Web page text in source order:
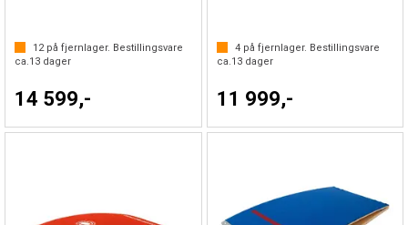
12på fjernlager. Bestillingsvare
ca.13 dager
14 599,-
4på fjernlager. Bestillingsvare
ca.13dager
11 999,-